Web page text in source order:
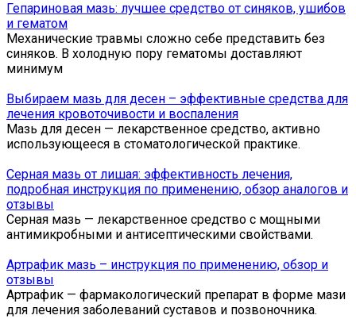
Гепариновая мазь: лучшее средство от синяков, ушибов
и гематом
Механические травмы сложно себе представить без
синяков. В холодную пору гематомы доставляют
минимум
Выбираем мазь для десен – эффективные средства для
лечения кровоточивости и воспаления
Мазь для десен — лекарственное средство, активно
использующееся в стоматологической практике.
Серная мазь от лишая: эффективность лечения,
подробная инструкция по применению, обзор аналогов и
отзывы
Серная мазь — лекарственное средство с мощными
антимикробными и антисептическими свойствами.
Артрафик мазь – инструкция по применению, обзор и
отзывы
Артрафик — фармакологический препарат в форме мази
для лечения заболеваний суставов и позвоночника.